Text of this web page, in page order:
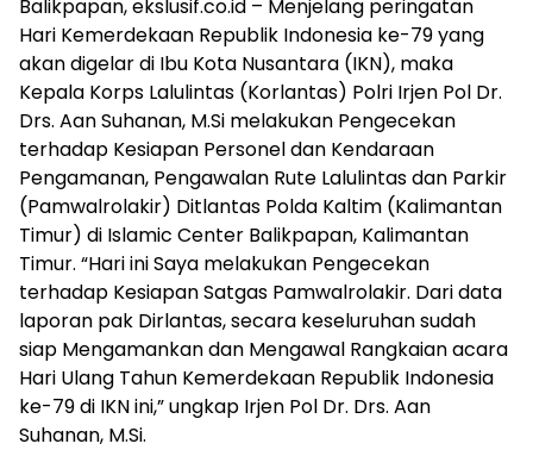
Balikpapan, ekslusif.co.id – Menjelang peringatan
Hari Kemerdekaan Republik Indonesia ke-79 yang
akan digelar di Ibu Kota Nusantara (IKN), maka
Kepala Korps Lalulintas (Korlantas) Polri Irjen Pol Dr.
Drs. Aan Suhanan, M.Si melakukan Pengecekan
terhadap Kesiapan Personel dan Kendaraan
Pengamanan, Pengawalan Rute Lalulintas dan Parkir
(Pamwalrolakir) Ditlantas Polda Kaltim (Kalimantan
Timur) di Islamic Center Balikpapan, Kalimantan
Timur. “Hari ini Saya melakukan Pengecekan
terhadap Kesiapan Satgas Pamwalrolakir. Dari data
laporan pak Dirlantas, secara keseluruhan sudah
siap Mengamankan dan Mengawal Rangkaian acara
Hari Ulang Tahun Kemerdekaan Republik Indonesia
ke-79 di IKN ini,” ungkap Irjen Pol Dr. Drs. Aan
Suhanan, M.Si.